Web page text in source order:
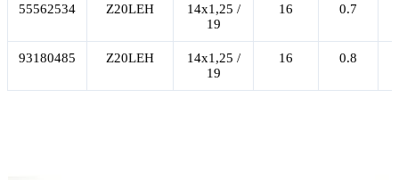
55562534 Z20LEH
14x1,25 /
19
16 0.7
93180485 Z20LEH
14x1,25 /
19
16 0.8